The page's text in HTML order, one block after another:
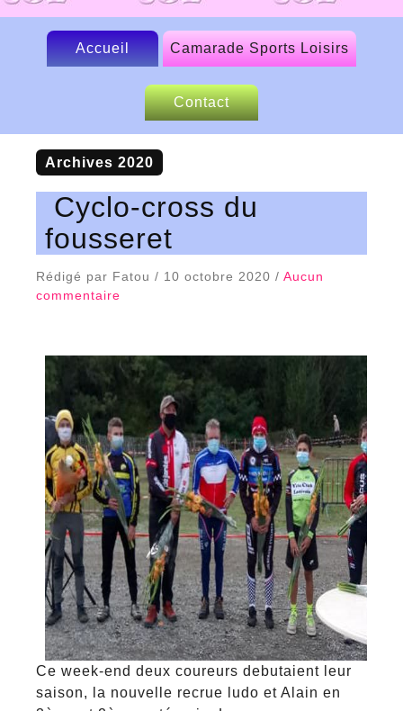
Accueil Camarade Sports Loisirs
Le CSL
Nos sponsors
Articles de presse
Contact
Archives 2020
Cyclo-cross du
fousseret
Rédigé par Fatou / 10 octobre 2020 / Aucun
commentaire
Ce week-end deux coureurs debutaient leur
saison, la nouvelle recrue ludo et Alain en